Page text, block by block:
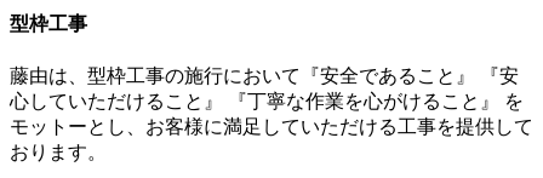
型枠工事
藤由は、型枠工事の施行において『安全であること』 『安
心していただけること』 『丁寧な作業を心がけること』 を
モットーとし、お客様に満足していただける工事を提供して
おります。